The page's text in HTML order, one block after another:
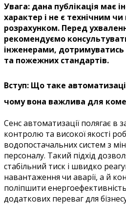
Увага: дана публікація має
характер і не є технічним
розрахунком. Перед
рекомендуємо
інженерами,
та пожежних стандартів.
Вступ: Що таке
чому вона важлива для
Сенс автоматизації полягає в
контролю та високої якості
водопостачальних систем з
персоналу. Такий підхід
стабільний тиск і швидко
навантаження чи аварії, а й
поліпшити
додаткових переваг для